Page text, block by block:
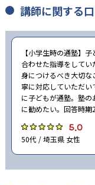
講師に関する
【小学生時の通塾】
合わせた指導をしてい
身につけるべき大切
寧に対応していただ
に子どもが通塾。塾
に勧めたい。回答時期
5.0
50代 / 埼玉県 女性